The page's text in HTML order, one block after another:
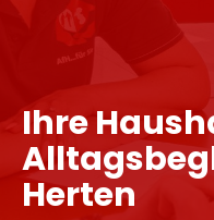
Ihre
Herten